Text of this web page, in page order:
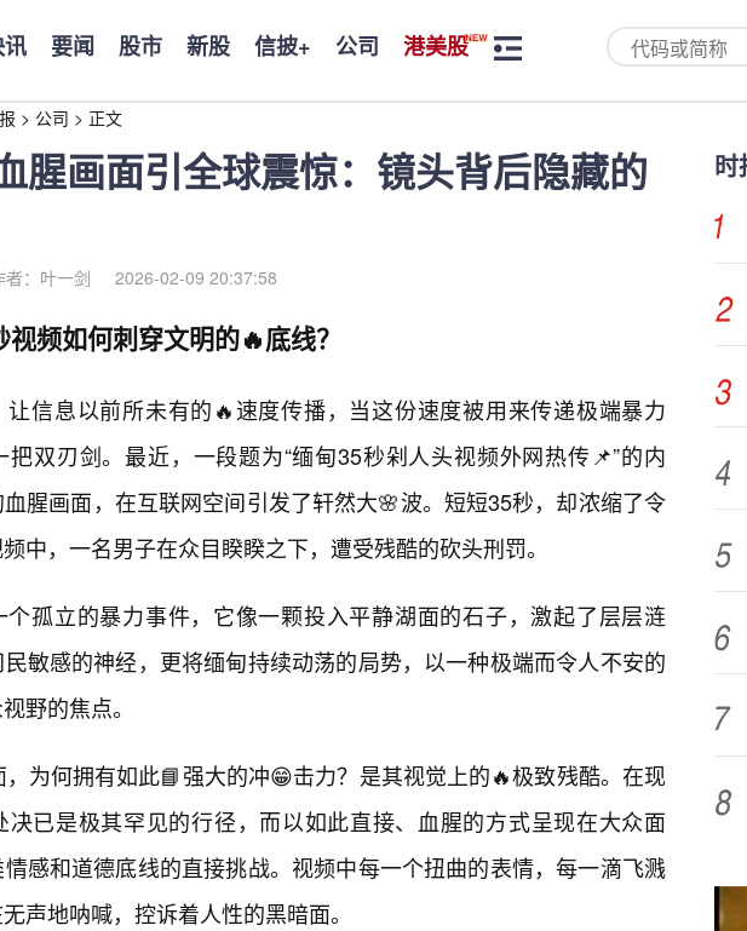
要闻 股市 新股 信披+ 公司 港美股
> 公司 > 正文
腥画面引全球震惊：镜头背后隐藏的
者：叶一剑 2026-02-09 20:37:58
频如何刺穿文明的🔥底线？
让信息以前所未有的🔥速度传播，当这份速度被用来传递极端暴力
把双刃剑。最近，一段题为“缅甸35秒剁人头视频外网热传📌”的内
腥画面，在互联网空间引发了轩然大🌸波。短短35秒，却浓缩了令
中，一名男子在众目睽睽之下，遭受残酷的砍头刑罚。
个孤立的暴力事件，它像一颗投入平静湖面的石子，激起了层层涟
敏感的神经，更将缅甸持续动荡的局势，以一种极端而令人不安的
野的焦点。
为何拥有如此📘强大的冲😁击力？是其视觉上的🔥极致残酷。在现
决已是极其罕见的行径，而以如此直接、血腥的方式呈现在大众面
感和道德底线的直接挑战。视频中每一个扭曲的表情，每一滴飞溅
声地呐喊，控诉着人性的黑暗面。
时